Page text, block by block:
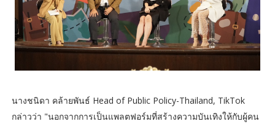
นางชนิดา คล้ายพันธ์ Head of Public Policy-Thailand, TikTok
กล่าวว่า "นอกจากการเป็นแพลตฟอร์มที่สร้างความบันเทิงให้กับผู้คน